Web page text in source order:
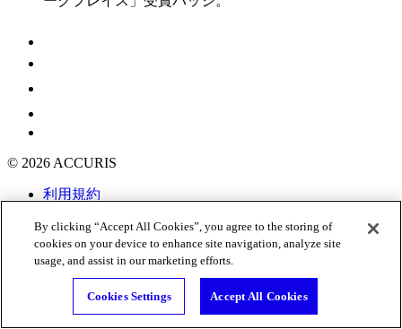
© 2026 ACCURIS
利用規約
プライバシーポリシー
個人情報の販売停止
グローバル人権に関する方針
アクセシビリティ
By clicking “Accept All Cookies”, you agree to the storing of
cookies on your device to enhance site navigation, analyze site
usage, and assist in our marketing efforts.
Cookies Settings Accept All Cookies